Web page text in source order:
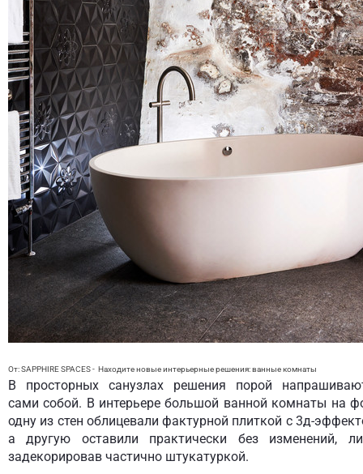
От: SAPPHIRE SPACES- Находите новые интерьерные решения:ванные комнаты
В просторных санузлах решения порой
сами собой. В интерьере большой ванной комнаты на
одну из стен облицевали фактурной плиткой с 3д-
а другую оставили практически без изменений,
задекорировав частично штукатуркой.